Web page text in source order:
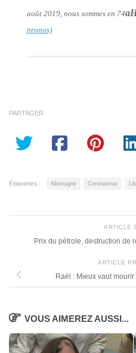
août 2019, nous sommes en 74
propos)
PARTAGER
Étiquettes : Allemagne Coronavirus
ARTICLE
Prix du pétrole, destruction de
ARTICLE
Raël : Mieux vaut
VOUS AIMEREZ AUSSI...